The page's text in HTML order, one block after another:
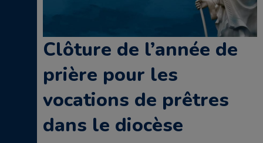
Clôture de l’année de
prière pour les
vocations de prêtres
dans le diocèse